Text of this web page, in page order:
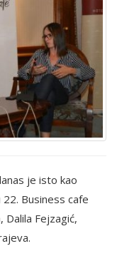
je isto kao
Business cafe
Fejzagić,